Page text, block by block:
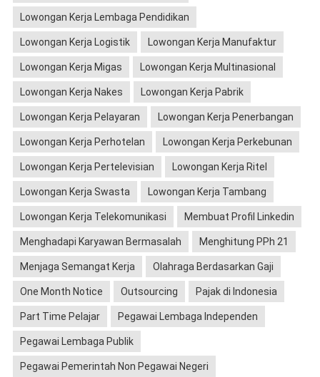
Lowongan Kerja Lembaga Pendidikan
Lowongan Kerja Logistik Lowongan Kerja Manufaktur
Lowongan Kerja Migas Lowongan Kerja Multinasional
Lowongan Kerja Nakes Lowongan Kerja Pabrik
Lowongan Kerja Pelayaran Lowongan Kerja Penerbangan
Lowongan Kerja Perhotelan Lowongan Kerja Perkebunan
Lowongan Kerja Pertelevisian Lowongan Kerja Ritel
Lowongan Kerja Swasta Lowongan Kerja Tambang
Lowongan Kerja Telekomunikasi Membuat Profil Linkedin
Menghadapi Karyawan Bermasalah Menghitung PPh 21
Menjaga Semangat Kerja Olahraga Berdasarkan Gaji
One Month Notice Outsourcing Pajak di Indonesia
Part Time Pelajar Pegawai Lembaga Independen
Pegawai Lembaga Publik
Pegawai Pemerintah Non Pegawai Negeri